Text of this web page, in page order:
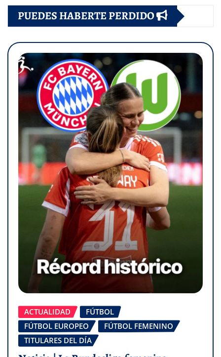
PUEDES HABERTE PERDIDO
ACTUALIDAD
FÚTBOL
FÚTBOL EUROPEO
FÚTBOL FEMENINO
TITULARES DEL DÍA